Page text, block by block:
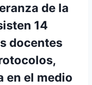
de la
14
docentes
en el medio